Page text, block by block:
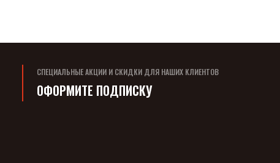
СПЕЦИАЛЬНЫЕ АКЦИИ И СКИДКИ ДЛЯ НАШИХ КЛИЕНТОВ
ОФОРМИТЕ ПОДПИСКУ